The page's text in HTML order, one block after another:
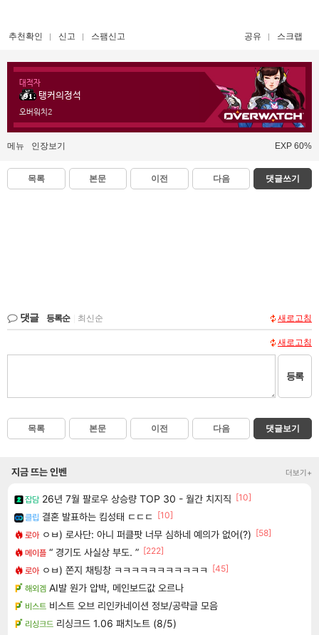
추천확인 신고 스팸신고 공유 스크랩
대적자
탱커의정석
오버워치2
메뉴 인장보기 EXP 60%
목록 본문 이전 다음 댓글쓰기
댓글 등록순 최신순 새로고침
새로고침
등록
목록 본문 이전 다음 댓글보기
지금 뜨는 인벤 더보기+
잡담 26년 7월 팔로우 상승량 TOP 30 - 월간 치지직 [10]
클립 결혼 발표하는 킴성태 ㄷㄷㄷ
[10]
로아 ㅇㅂ) 로사단: 아니 퍼클팟 너무 심하네 예의가 없어(?) [58]
메이플 “ 경기도 사실상 부도. ” [222]
로아 ㅇㅂ) 쫀지 채팅창 ㅋㅋㅋㅋㅋㅋㅋㅋㅋㅋㅋ
[45]
해외겜 AI발 원가 압박, 메인보드값 오르나
비스트 비스트 오브 리인카네이션 정보/공략글 모음
리싱크드 리싱크드 1.06 패치노트 (8/5)